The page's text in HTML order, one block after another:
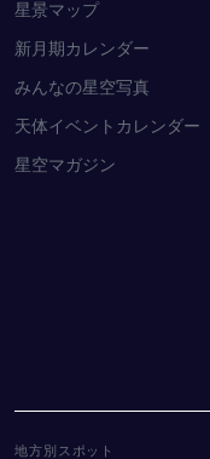
星景マップ
新月期カレンダー
みんなの星空写真
天体イベントカレンダー
星空マガジン
地方別スポット